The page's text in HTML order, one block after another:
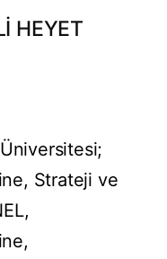
HEYET
Strateji ve